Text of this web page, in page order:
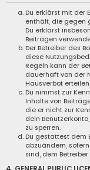
Du erklärst mit der
enthält, die gegen
Du erklärst
Beiträgen
Der Betreiber des
diese
Regeln kann der
dauerhaft von der
Hausverbot erteilen.
Du nimmst zur
Inhalte von
die er nicht zur
dein
zu sperren.
Du gestattest dem
abzuändern,
sind, dem